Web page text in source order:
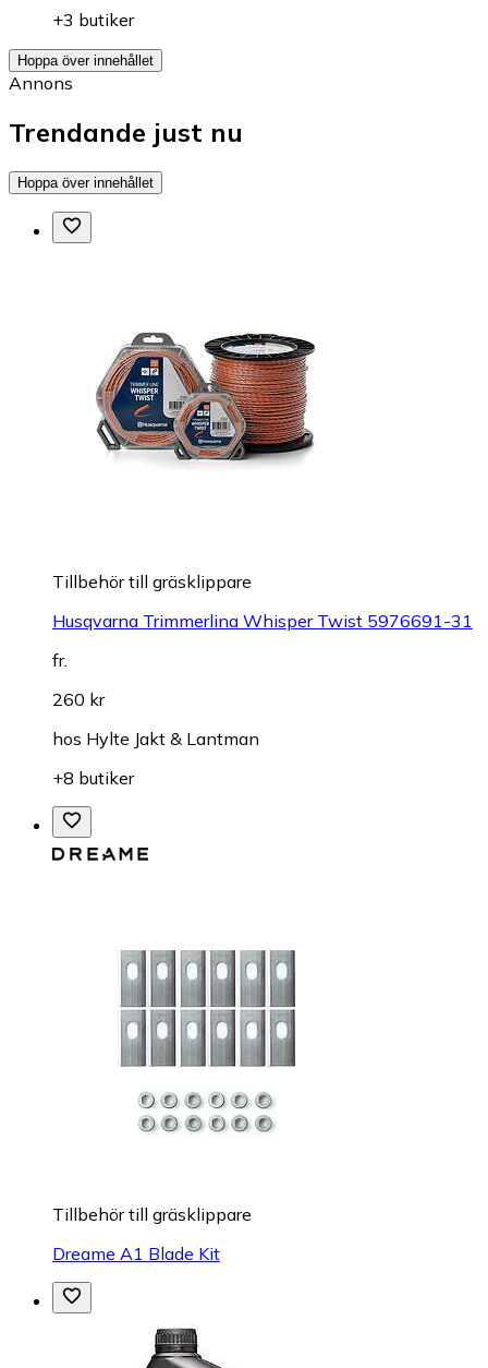
+3 butiker
Hoppa över innehållet
Annons
Trendande just nu
Hoppa över innehållet
Tillbehör till gräsklippare
Husqvarna Trimmerlina Whisper Twist 5976691-31
fr.
260 kr
hos Hylte Jakt & Lantman
+8 butiker
Tillbehör till gräsklippare
Dreame A1 Blade Kit